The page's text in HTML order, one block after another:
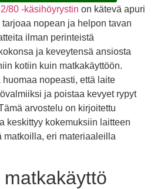
80 -käsihöyrystin on kätevä apuri
nopean ja helpon tavan
ilman perinteistä
ja keveytensä ansiosta
kotiin kuin matkakäyttöön.
nopeasti, että laite
ja poistaa kevyet rypyt
arvostelu on kirjoitettu
keskittyy kokemuksiin laitteen
matkoilla, eri materiaaleilla